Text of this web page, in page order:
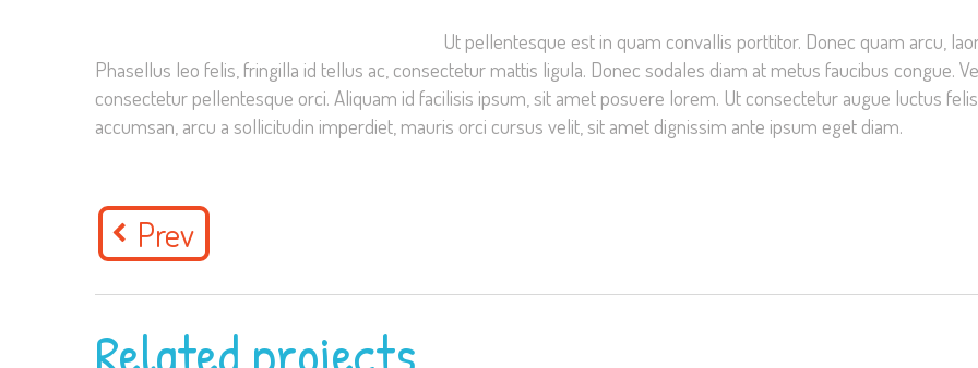
Ut pellentesque est in quam convallis porttitor. Donec quam arcu,
Phasellus leo felis, fringilla id tellus ac, consectetur mattis ligula. Donec sodales diam at metus faucibus congue.
consectetur pellentesque orci. Aliquam id facilisis ipsum, sit amet posuere lorem. Ut consectetur augue luctus
accumsan, arcu a sollicitudin imperdiet, mauris orci cursus velit, sit amet dignissim ante ipsum eget diam.
Prev